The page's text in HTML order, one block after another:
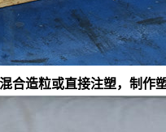
合造粒或直接注塑，制作